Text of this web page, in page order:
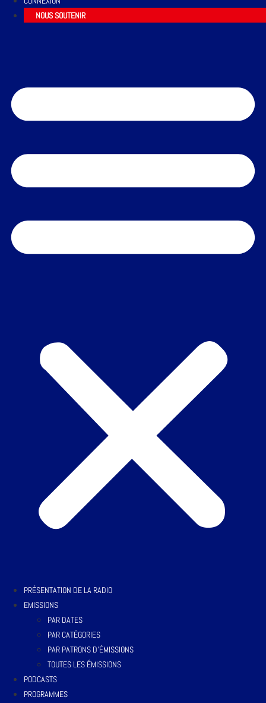
NOUS SOUTENIR
PRÉSENTATION DE LA RADIO
EMISSIONS
PAR DATES
PAR CATÉGORIES
PAR PATRONS D’ÉMISSIONS
TOUTES LES ÉMISSIONS
PODCASTS
PROGRAMMES